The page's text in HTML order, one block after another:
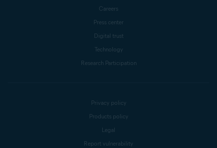
Careers
Press center
Digital trust
Technology
Research Participation
Privacy policy
Products policy
Legal
Report vulnerability